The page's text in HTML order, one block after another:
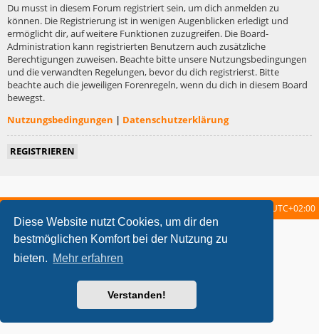
Diese Website nutzt Cookies, um dir den
bestmöglichen Komfort bei der Nutzung zu
bieten. Mehr erfahren
Verstanden!
Du musst in diesem Forum registriert sein, um dich anmelden zu
können. Die Registrierung ist in wenigen Augenblicken erledigt und
ermöglicht dir, auf weitere Funktionen zuzugreifen. Die Board-
Administration kann registrierten Benutzern auch zusätzliche
Berechtigungen zuweisen. Beachte bitte unsere Nutzungsbedingungen
und die verwandten Regelungen, bevor du dich registrierst. Bitte
beachte auch die jeweiligen Forenregeln, wenn du dich in diesem Board
bewegst.
Nutzungsbedingungen | Datenschutzerklärung
REGISTRIEREN
UTC+02:00
metrolike style by Eric Seguin Updated for phpBB3.2 by
Powered byphpBB ® Forum Software © phpBB Limited
Deutsche Übersetzung durch